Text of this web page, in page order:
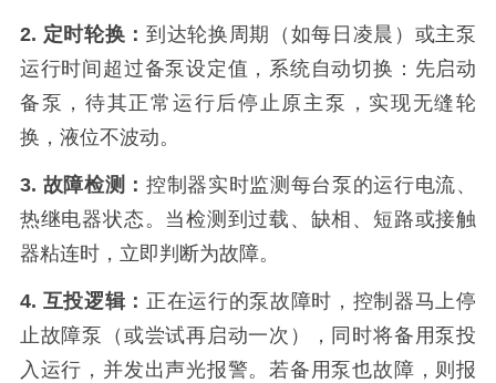
2. 定时轮换： 到达轮换周期（如每日凌晨）或主泵
运行时间超过备泵设定值，系统自动切换：先启动
备泵，待其正常运行后停止原主泵，实现无缝轮
换，液位不波动。
3. 故障检测： 控制器实时监测每台泵的运行电流、
热继电器状态。当检测到过载、缺相、短路或接触
器粘连时，立即判断为故障。
4. 互投逻辑： 正在运行的泵故障时，控制器马上停
止故障泵（或尝试再启动一次），同时将备用泵投
入运行，并发出声光报警。若备用泵也故障，则报